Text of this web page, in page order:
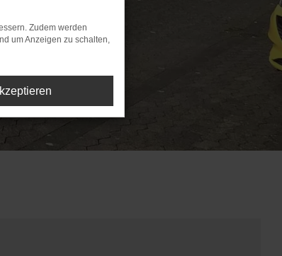
Zudem werden
um Anzeigen zu schalten,